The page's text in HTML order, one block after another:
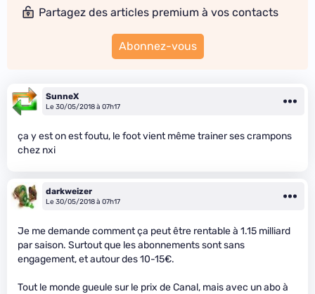
Partagez des articles premium à vos contacts
Abonnez-vous
SunneX
Le 30/05/2018 à 07h17
ça y est on est foutu, le foot vient même trainer ses crampons
chez nxi
darkweizer
Le 30/05/2018 à 07h17
Je me demande comment ça peut être rentable à 1.15 milliard
par saison. Surtout que les abonnements sont sans
engagement, et autour des 10-15€.
Tout le monde gueule sur le prix de Canal, mais avec un abo à